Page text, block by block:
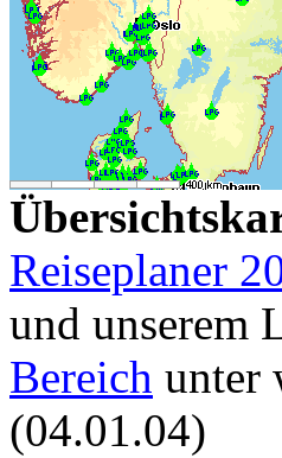
Reiseplaner
und unserem
Bereich unter
(04.01.04)